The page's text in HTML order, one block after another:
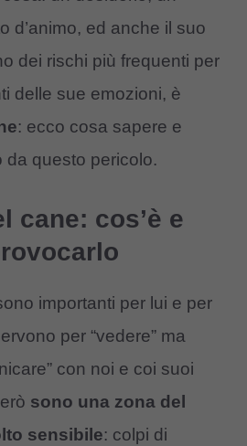
d’animo, ed anche il suo
dei rischi più frequenti per
delle sue emozioni, è
: ecco cosa sapere e
da questo pericolo.
cane: cos’è e
importanti per lui e per
per “vedere” ma
con noi e coi suoi
sono una zona del
sensibile: colpi di